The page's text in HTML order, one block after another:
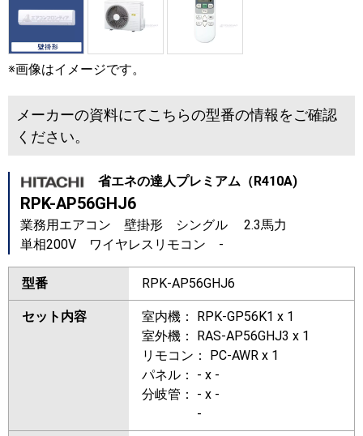
※画像はイメージです。
メーカーの資料にてこちらの型番の情報をご確認
ください。
省エネの達人プレミアム（R410A)
RPK-AP56GHJ6
業務用エアコン 壁掛形 シングル 2.3馬力
単相200V ワイヤレスリモコン -
型番 RPK-AP56GHJ6
セット内容
室内機： RPK-GP56K1 x 1
室外機： RAS-AP56GHJ3 x 1
リモコン： PC-AWR x 1
パネル： - x -
分岐管： - x -
-